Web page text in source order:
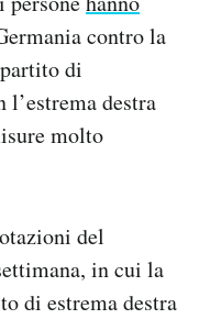
contro la
di
destra
molto
del
in cui la
di estrema destra